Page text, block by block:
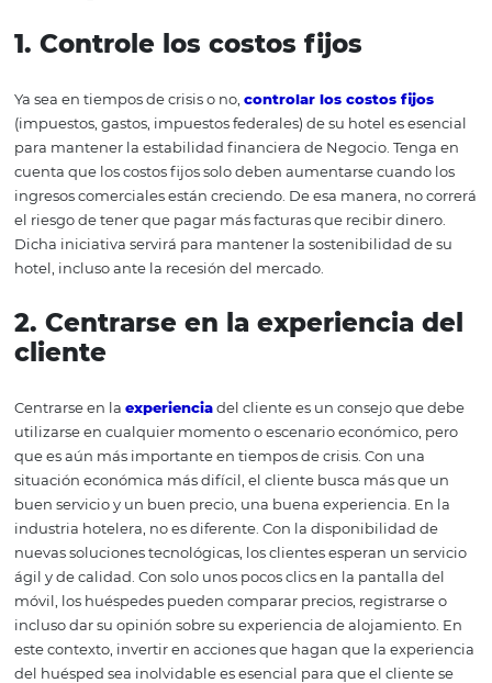
los consejos que hemos enumerado para que las ventas
10consejos para que su
hotel continúe
tiempos de crisis
Ya sea en tiempos de crisis o no,
para mantener la estabilidad financiera de Negocio.
cuenta que los costos fijos solo deben aumentarse
ingresos comerciales están creciendo. De esa manera,
el riesgo de tener que pagar más facturas que recibir
Dicha iniciativa servirá para mantener la sostenibilidad
hotel, incluso ante la recesión del mercado.
2.Centrarse en la
cliente